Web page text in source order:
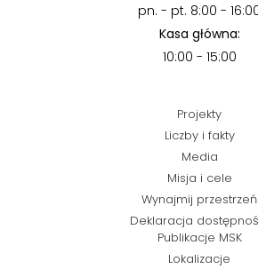
pn. - pt. 8:00 -
Kasa główna:
10:00 - 15:00
Projekty
Liczby i fakty
Media
Misja i cele
Wynajmij przestrzeń
Deklaracja
Publikacje MSK
Lokalizacje